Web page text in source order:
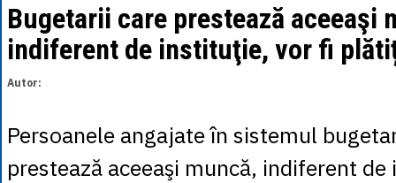
= 1.2223
1 INR= 0.0513
1 JPY = 3.0556
1 KRW
= 0.3047
1 PLN= 1.1646
= 0.0425
1 RUB= 0.0530
Bugetarii care prestează aceeaşi
indiferent de instituţie, vor fi
Autor:
Persoanele angajate în sistemul
prestează aceeaşi muncă, indiferent